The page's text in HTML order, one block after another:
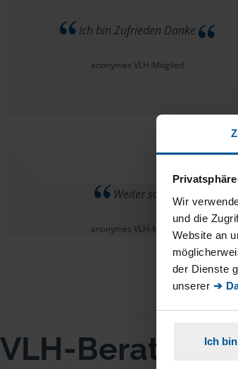
Wir
und die
Website an
der Dienste
unserer ➔
Ich
Ich bin Zufrieden Danke
anonymes VLH-Mitglied
Weiter so!
anonymes VLH-Mitglied
VLH-